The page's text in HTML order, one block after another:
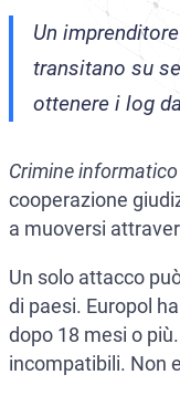
Un
transitano su
ottenere i log
Crimine
cooperazione
a muoversi
Un solo attacco
di paesi. Europol
dopo 18 mesi o
incompatibili. Non